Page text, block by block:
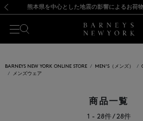
熊本県を中心とした地震の影響によるお荷
【開催中】SUMMER SALEのご案内
BARNEYS NEW YORK ONLINE STORE MEN'S（メンズ）
メンズウェア
商品一覧
1 - 28件 / 28件